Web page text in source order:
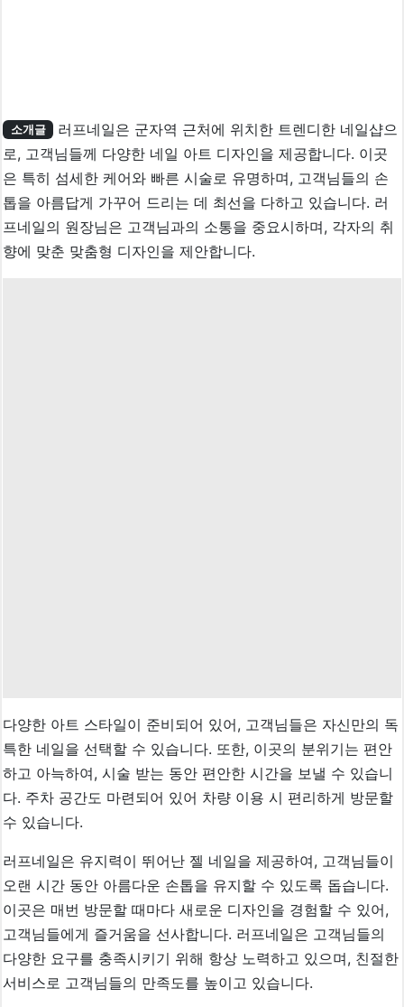
소개글
러프네일은 군자역 근처에 위치한 트렌디한 네일샵으
로, 고객님들께 다양한 네일 아트 디자인을 제공합니다. 이곳
은 특히 섬세한 케어와 빠른 시술로 유명하며, 고객님들의 손
톱을 아름답게 가꾸어 드리는 데 최선을 다하고 있습니다. 러
프네일의 원장님은 고객님과의 소통을 중요시하며, 각자의 취
향에 맞춘 맞춤형 디자인을 제안합니다.
다양한 아트 스타일이 준비되어 있어, 고객님들은 자신만의 독
특한 네일을 선택할 수 있습니다. 또한, 이곳의 분위기는 편안
하고 아늑하여, 시술 받는 동안 편안한 시간을 보낼 수 있습니
다. 주차 공간도 마련되어 있어 차량 이용 시 편리하게 방문할
수 있습니다.
러프네일은 유지력이 뛰어난 젤 네일을 제공하여, 고객님들이
오랜 시간 동안 아름다운 손톱을 유지할 수 있도록 돕습니다.
이곳은 매번 방문할 때마다 새로운 디자인을 경험할 수 있어,
고객님들에게 즐거움을 선사합니다. 러프네일은 고객님들의
다양한 요구를 충족시키기 위해 항상 노력하고 있으며, 친절한
서비스로 고객님들의 만족도를 높이고 있습니다.